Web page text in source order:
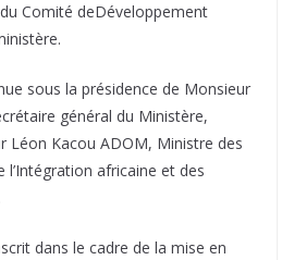
Comité deDéveloppement
sous la présidence de Monsieur
général du Ministère,
Léon Kacou ADOM, Ministre des
l’Intégration africaine et des
dans le cadre de la mise en